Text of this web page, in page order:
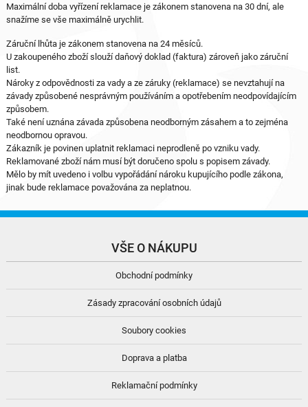
Maximální doba vyřízení reklamace je zákonem stanovena na 30 dní, ale
snažíme se vše maximálně urychlit.
Záruční lhůta je zákonem stanovena na 24 měsíců.
U zakoupeného zboží slouží daňový doklad (faktura) zároveň jako záruční
list.
Nároky z odpovědnosti za vady a ze záruky (reklamace) se nevztahují na
závady způsobené nesprávným používáním a opotřebením neodpovídajícím
způsobem.
Také není uznána závada způsobena neodborným zásahem a to zejména
neodbornou opravou.
Zákazník je povinen uplatnit reklamaci neprodleně po vzniku vady.
Reklamované zboží nám musí být doručeno spolu s popisem závady.
Mělo by mít uvedeno i volbu vypořádání nároku kupujícího podle zákona,
jinak bude reklamace považována za neplatnou.
VŠE O NÁKUPU
Obchodní podmínky
Zásady zpracování osobních údajů
Soubory cookies
Doprava a platba
Reklamační podmínky